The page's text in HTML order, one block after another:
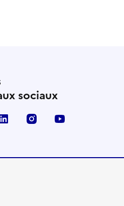
sociaux
LinkedIn Instagram